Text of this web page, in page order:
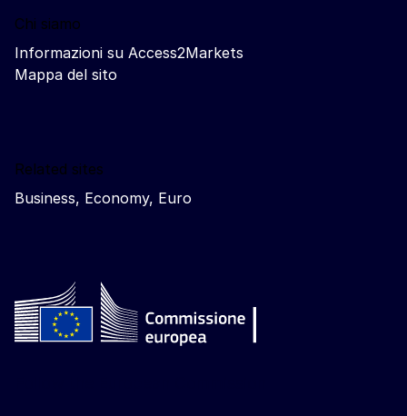
Chi siamo
Informazioni su Access2Markets
Mappa del sito
Related sites
Business, Economy, Euro